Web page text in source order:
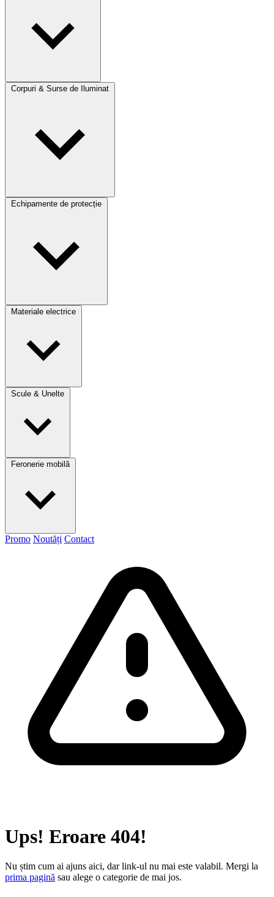
Corpuri & Surse de Iluminat
Echipamente de protecție
Materiale electrice
Scule & Unelte
Feronerie mobilă
Promo Noutăți Contact
Ups! Eroare 404!
Nu știm cum ai ajuns aici, dar link-ul nu mai este valabil. Mergi la
prima pagină sau alege o categorie de mai jos.